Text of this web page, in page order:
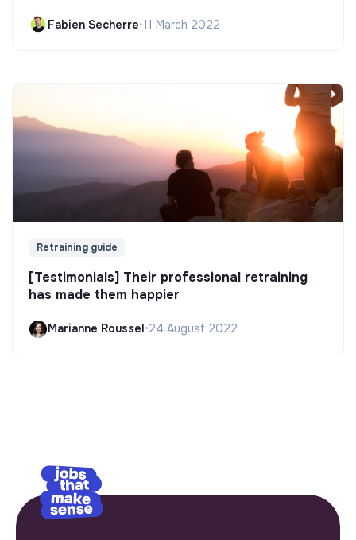
Fabien Secherre•11 March 2022
Retraining guide
[Testimonials] Their professional retraining
has made them happier
Marianne Roussel •24 August 2022